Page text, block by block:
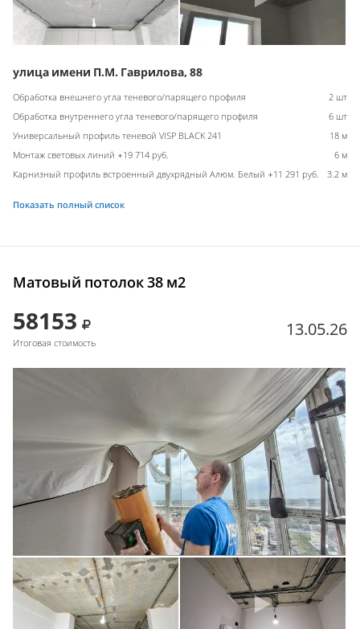
улица имени П.М. Гаврилова, 88
Обработка внешнего угла теневого/парящего профиля
2 шт
Обработка внутреннего угла теневого/парящего профиля
6 шт
Универсальный профиль теневой VISP BLACK 241
18 м
Монтаж световых линий +19 714 руб.
6 м
Карнизный профиль встроенный двухрядный Алюм. Белый +11 291 руб.
3.2 м
Показать полный список
Матовый потолок 38 м2
58153
Итоговая стоимость
13.05.26